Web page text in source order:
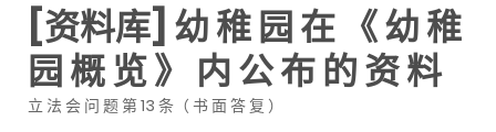
[资料库] 幼 稚 园 在 《 幼 稚
园 概 览 》 内 公 布 的 资 料
立 法 会 问 题 第 13 条（ 书 面 答 复 ）